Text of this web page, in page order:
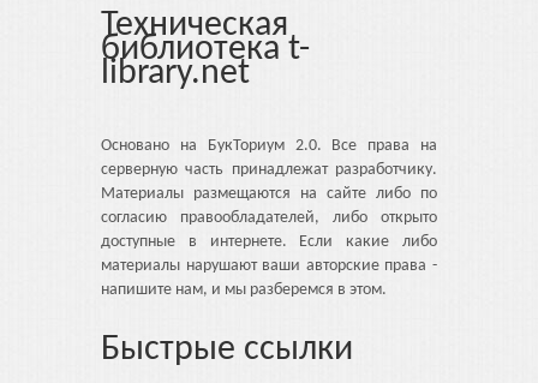
Техническая
библиотека t-
library.net
Основано на БукТориум 2.0. Все права на
серверную часть принадлежат разработчику.
Материалы размещаются на сайте либо по
согласию правообладателей, либо открыто
доступные в интернете. Если какие либо
материалы нарушают ваши авторские права -
напишите нам, и мы разберемся в этом.
Быстрые ссылки